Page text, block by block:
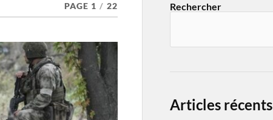
PAGE 1 / 22 Rechercher
Articles récents